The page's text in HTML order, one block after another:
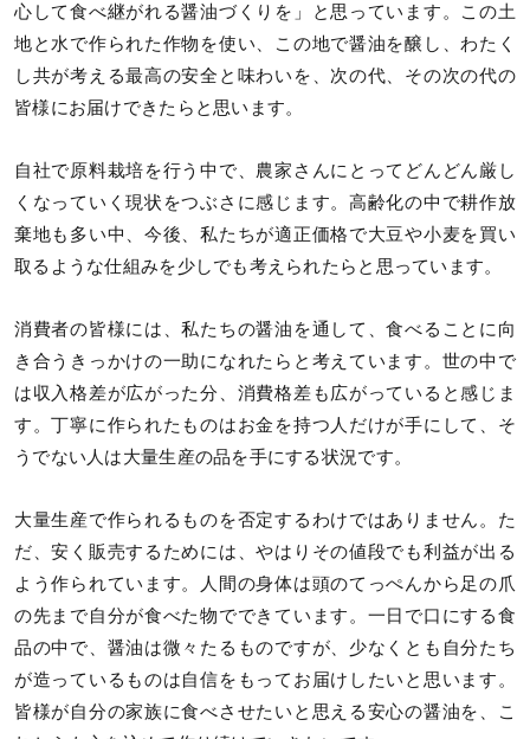
心して食べ継がれる醤油づくりを」と思っています。この土
地と水で作られた作物を使い、この地で醤油を醸し、わたく
し共が考える最高の安全と味わいを、次の代、その次の代の
皆様にお届けできたらと思います。
自社で原料栽培を行う中で、農家さんにとってどんどん厳し
くなっていく現状をつぶさに感じます。高齢化の中で耕作放
棄地も多い中、今後、私たちが適正価格で大豆や小麦を買い
取るような仕組みを少しでも考えられたらと思っています。
消費者の皆様には、私たちの醤油を通して、食べることに向
き合うきっかけの一助になれたらと考えています。世の中で
は収入格差が広がった分、消費格差も広がっていると感じま
す。丁寧に作られたものはお金を持つ人だけが手にして、そ
うでない人は大量生産の品を手にする状況です。
大量生産で作られるものを否定するわけではありません。た
だ、安く販売するためには、やはりその値段でも利益が出る
よう作られています。人間の身体は頭のてっぺんから足の爪
の先まで自分が食べた物でできています。一日で口にする食
品の中で、醤油は微々たるものですが、少なくとも自分たち
が造っているものは自信をもってお届けしたいと思います。
皆様が自分の家族に食べさせたいと思える安心の醤油を、こ